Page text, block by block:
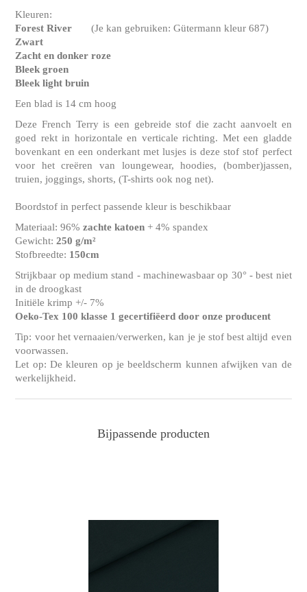
Kleuren:
Forest River (Je kan gebruiken: Gütermann kleur 687)
Zwart
Zacht en donker roze
Bleek groen
Bleek light bruin
Een blad is 14 cm hoog
Deze French Terry is een gebreide stof die zacht aanvoelt en
goed rekt in horizontale en verticale richting. Met een gladde
bovenkant en een onderkant met lusjes is deze stof stof perfect
voor het creëren van loungewear, hoodies, (bomber)jassen,
truien, joggings, shorts, (T-shirts ook nog net).
Boordstof in perfect passende kleur is beschikbaar
Materiaal: 96%zachte katoen + 4% spandex
Gewicht:250 g/m²
Stofbreedte: 150cm
Strijkbaar op medium stand - machinewasbaar op 30° - best niet
in de droogkast
Initiële krimp +/- 7%
Oeko-Tex 100 klasse 1 gecertifiëerd door onze producent
Tip: voor het vernaaien/verwerken, kan je je stof best altijd even
voorwassen.
Let op: De kleuren op je beeldscherm kunnen afwijken van de
werkelijkheid.
Bijpassende producten